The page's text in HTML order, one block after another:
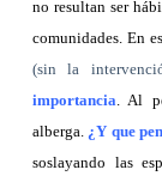
no resultan ser
comunidades. En
(sin la
importancia . Al
alberga. ¿Y que
soslayando las